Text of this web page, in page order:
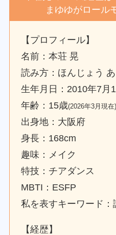
まゆゆがロール
【プロフィール】
名前：本荘 晃
読み方：ほんじょう
生年月日：2010年7月
年齢：15歳(2026年3月現在)
出身地：大阪府
身長：168cm
趣味：メイク
特技：チアダンス
MBTI：ESFP
私を表すキーワード：
【経歴】